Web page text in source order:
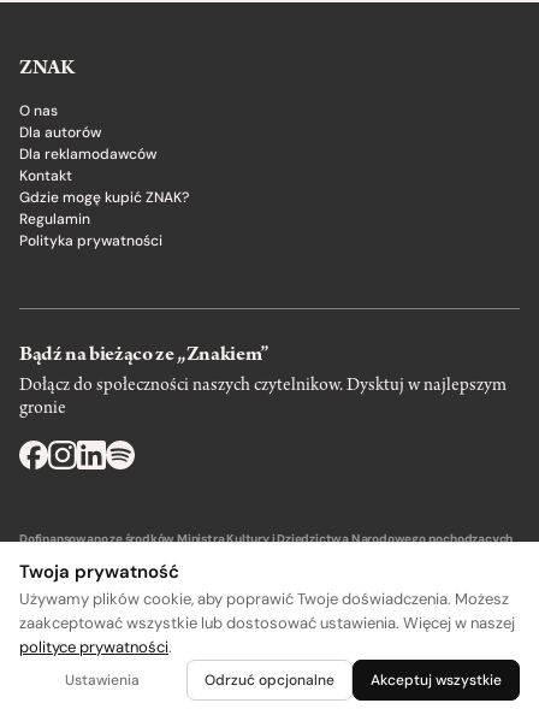
ZNAK
O nas
Dla autorów
Dla reklamodawców
Kontakt
Gdzie mogę kupić ZNAK?
Regulamin
Polityka prywatności
Bądź na bieżąco ze „Znakiem”
Dołącz do społeczności naszych czytelnikow. Dysktuj w najlepszym
gronie
Dofinansowano ze środków Ministra Kultury i Dziedzictwa Narodowego pochodzących
Wydawca: SIW Znak w Krakowie
Twoja prywatność
Używamy plików cookie, aby poprawić Twoje doświadczenia. Możesz
zaakceptować wszystkie lub dostosować ustawienia. Więcej w naszej
polityce prywatności.
Ustawienia Odrzuć opcjonalne Akceptuj wszystkie